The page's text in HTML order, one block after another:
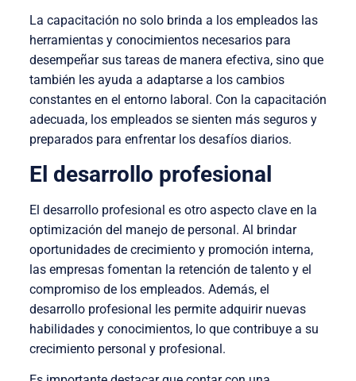
La capacitación no solo brinda a los empleados las
herramientas y conocimientos necesarios para
desempeñar sus tareas de manera efectiva, sino que
también les ayuda a adaptarse a los cambios
constantes en el entorno laboral. Con la capacitación
adecuada, los empleados se sienten más seguros y
preparados para enfrentar los desafíos diarios.
El desarrollo profesional
El desarrollo profesional es otro aspecto clave en la
optimización del manejo de personal. Al brindar
oportunidades de crecimiento y promoción interna,
las empresas fomentan la retención de talento y el
compromiso de los empleados. Además, el
desarrollo profesional les permite adquirir nuevas
habilidades y conocimientos, lo que contribuye a su
crecimiento personal y profesional.